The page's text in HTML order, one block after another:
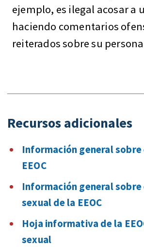
ejemplo, es ilegal acosar a
haciendo comentarios
reiterados sobre su
Recursos adicionales
Información general sobre
EEOC
Información general sobre
sexual de la EEOC
Hoja informativa de la
sexual